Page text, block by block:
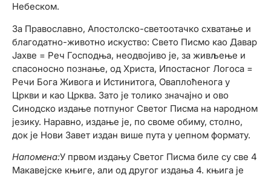
Небеском.
За Православно, Апостолско-светоотачко схватање и
благодатно-животно искуство: Свето Писмо као Давар
Јахве = Реч Господња, неодвојиво је, за живљење и
спасоносно познање, од Христа, Ипостасног Логоса =
Речи Бога Живога и Истинитога, Оваплоћенога у
Цркви и као Црква. Зато је толико значајно и ово
Синодско издање потпуног Светог Писма на народном
језику. Наравно, издање је, по своме обиму, столно,
док је Нови Завет издан више пута у џепном формату.
Напомена:У првом издању Светог Писма биле су све 4
Макавејске књиге, али од другог издања 4. књига је